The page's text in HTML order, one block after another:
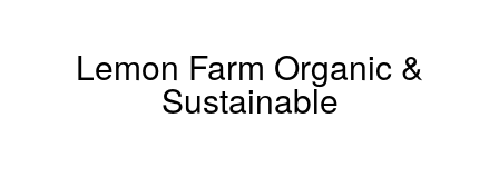
Lemon Farm Organic &
Sustainable